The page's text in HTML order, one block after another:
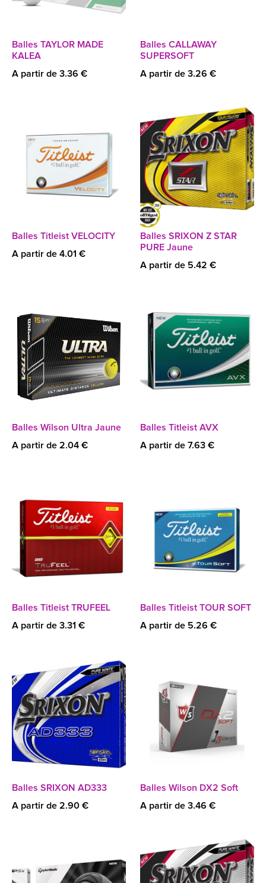
Balles TAYLOR MADE
KALEA
A partir de 3.36 €
Balles CALLAWAY
SUPERSOFT
A partir de 3.26 €
Balles Titleist VELOCITY
A partir de 4.01 €
Balles SRIXON Z STAR
PURE Jaune
A partir de 5.42 €
Balles Wilson Ultra Jaune
A partir de 2.04 €
Balles Titleist AVX
A partir de 7.63 €
Balles Titleist TRUFEEL
A partir de 3.31 €
Balles Titleist TOUR SOFT
A partir de 5.26 €
Balles SRIXON AD333
A partir de 2.90 €
Balles Wilson DX2 Soft
A partir de 3.46 €